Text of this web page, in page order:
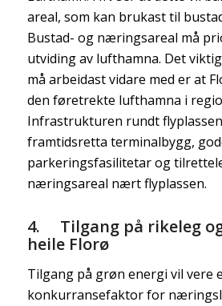
areal, som kan brukast til
Bustad- og næringsareal må
utviding av lufthamna. Det
må arbeidast vidare med er at
den føretrekte lufthamna i
Infrastrukturen rundt
framtidsretta terminalbygg,
parkeringsfasilitetar og
næringsareal nært flyplassen.
4. Tilgang på rikeleg
heile Florø
Tilgang på grøn energi vil vere
konkurransefaktor for